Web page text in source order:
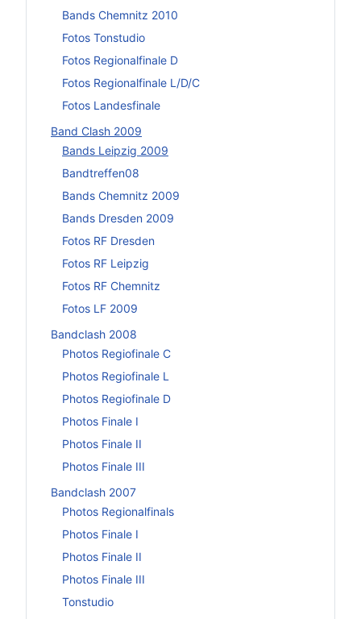
Bands Chemnitz 2010
Fotos Tonstudio
Fotos Regionalfinale D
Fotos Regionalfinale L/D/C
Fotos Landesfinale
Band Clash 2009
Bands Leipzig 2009
Bandtreffen08
Bands Chemnitz 2009
Bands Dresden 2009
Fotos RF Dresden
Fotos RF Leipzig
Fotos RF Chemnitz
Fotos LF 2009
Bandclash 2008
Photos Regiofinale C
Photos Regiofinale L
Photos Regiofinale D
Photos Finale I
Photos Finale II
Photos Finale III
Bandclash 2007
Photos Regionalfinals
Photos Finale I
Photos Finale II
Photos Finale III
Tonstudio